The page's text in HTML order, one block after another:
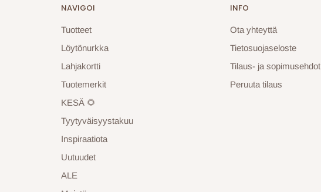
NAVIGOI
Tuotteet
Löytönurkka
Lahjakortti
Tuotemerkit
KESÄ 🌻
Tyytyväisyystakuu
Inspiraatiota
Uutuudet
ALE
INFO
Ota yhteyttä
Tietosuojaseloste
Tilaus- ja sopimusehdot
Peruuta tilaus